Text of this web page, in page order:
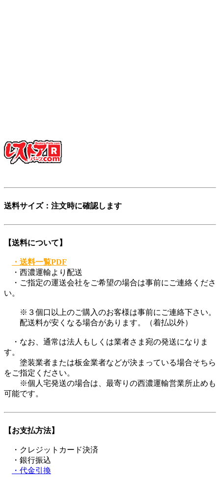
送料サイズ：注文時に確認します
【送料について】
・送料一覧PDF
・西濃運輸より配送
・ご指定の運送会社をご希望の場合は事前にご連絡くださ
い。
※３個口以上のご購入のお客様は事前にご連絡下さい。
配送料が安くなる場合があります。（着払以外）
・なお、通常は法人もしくは業者さま宛の発送になりま
す。
塗装業者または板金業者などが決まっている場合そちら
をご指定ください。
※個人宅発送の場合は、最寄りの西濃運輸営業所止めも
可能です。
【お支払方法】
・クレジットカード決済
・銀行振込
・代金引換